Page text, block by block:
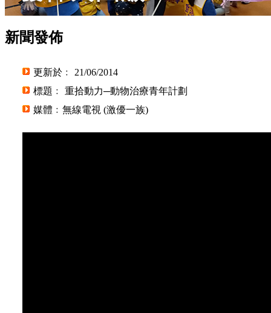
新聞發佈
更新於﹕ 21/06/2014
標題﹕ 重拾動力─動物治療青年計劃
媒體﹕無線電視 (激優一族)